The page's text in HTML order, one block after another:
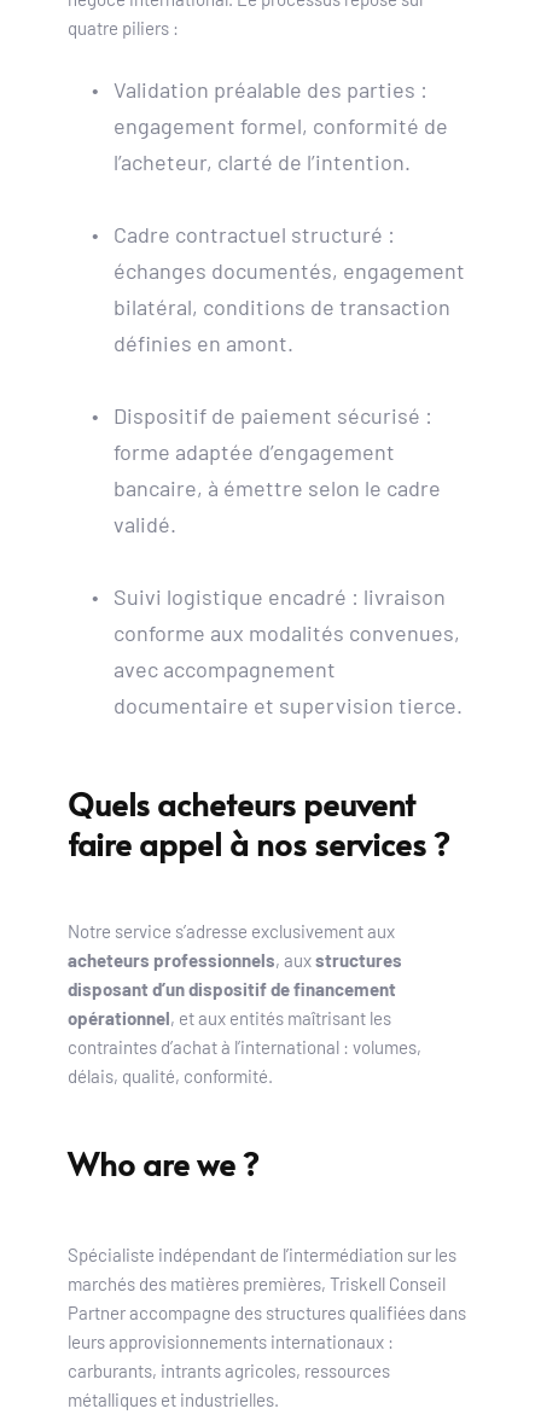
quatre piliers :
Validation préalable des parties :
engagement formel, conformité de
l’acheteur, clarté de l’intention.
Cadre contractuel structuré :
échanges documentés, engagement
bilatéral, conditions de transaction
définies en amont.
Dispositif de paiement sécurisé :
forme adaptée d’engagement
bancaire, à émettre selon le cadre
validé.
Suivi logistique encadré : livraison
conforme aux modalités convenues,
avec accompagnement
documentaire et supervision tierce.
Quels acheteurs peuvent
faire appel à nos services ?
Notre service s’adresse exclusivement aux
acheteurs professionnels, aux structures
disposant d’un dispositif de financement
opérationnel, et aux entités maîtrisant les
contraintes d’achat à l’international : volumes,
délais, qualité, conformité.
Who are we ?
Spécialiste indépendant de l’intermédiation sur les
marchés des matières premières, Triskell Conseil
Partner accompagne des structures qualifiées dans
leurs approvisionnements internationaux :
carburants, intrants agricoles, ressources
métalliques et industrielles.